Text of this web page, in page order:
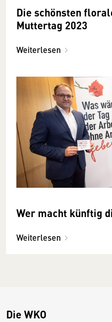
Die schönsten
Muttertag 2023
Weiterlesen
Wer macht künftig
Weiterlesen
Die WKO